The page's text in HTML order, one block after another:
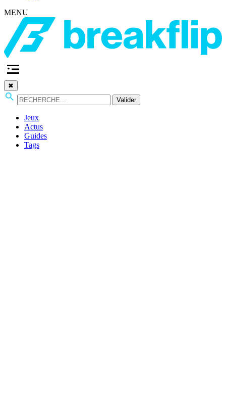
MENU
✖
Valider
Jeux
Actus
Guides
Tags